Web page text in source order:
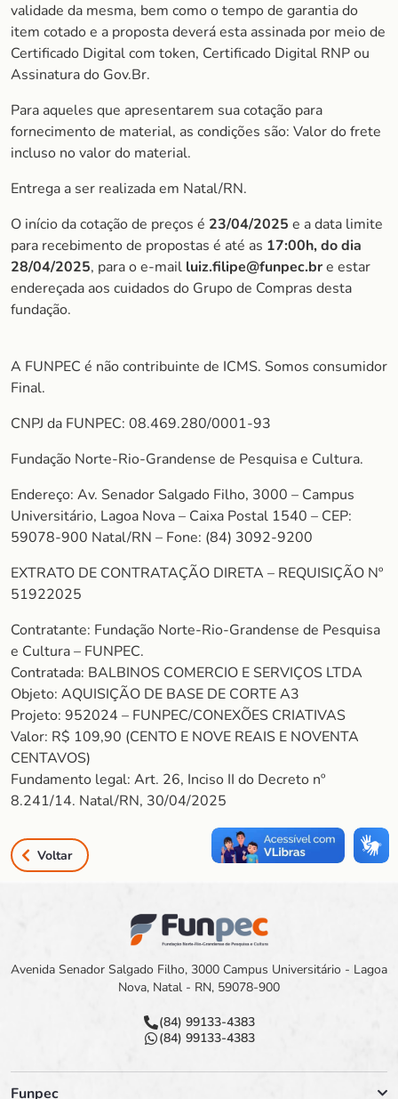
validade da mesma, bem como o tempo de garantia do
item cotado e a proposta deverá esta assinada por meio de
Certificado Digital com token, Certificado Digital RNP ou
Assinatura do Gov.Br.
Para aqueles que apresentarem sua cotação para
fornecimento de material, as condições são: Valor do frete
incluso no valor do material.
Entrega a ser realizada em Natal/RN.
O início da cotação de preços é 23/04/2025 e a data limite
para recebimento de propostas é até as 17:00h, do dia
28/04/2025, para o e-mail luiz.filipe@funpec.bre estar
endereçada aos cuidados do Grupo de Compras desta
fundação.
A FUNPEC é não contribuinte de ICMS. Somos consumidor
Final.
CNPJ da FUNPEC: 08.469.280/0001-93
Fundação Norte-Rio-Grandense de Pesquisa e Cultura.
Endereço: Av. Senador Salgado Filho, 3000 – Campus
Universitário, Lagoa Nova – Caixa Postal 1540 – CEP:
59078-900 Natal/RN – Fone: (84) 3092-9200
EXTRATO DE CONTRATAÇÃO DIRETA – REQUISIÇÃO Nº
51922025
Contratante: Fundação Norte-Rio-Grandense de Pesquisa
e Cultura – FUNPEC.
Contratada: BALBINOS COMERCIO E SERVIÇOS LTDA
Objeto: AQUISIÇÃO DE BASE DE CORTE A3
Projeto: 952024 – FUNPEC/CONEXÕES CRIATIVAS
Valor: R$ 109,90 (CENTO E NOVE REAIS E NOVENTA
CENTAVOS)
Fundamento legal: Art. 26, Inciso II do Decreto nº
8.241/14. Natal/RN, 30/04/2025
Voltar
Avenida Senador Salgado Filho, 3000 Campus Universitário - Lagoa
Nova, Natal - RN, 59078-900
(84) 99133-4383
(84) 99133-4383
Funpec